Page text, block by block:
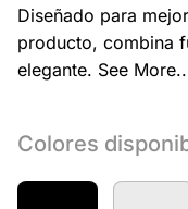
Diseñado para
producto, combina
elegante. See
Colores